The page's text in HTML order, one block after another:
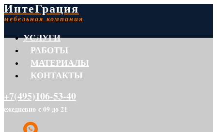
ИнтеГрация
мебельная компания
УСЛУГИ
РАБОТЫ
МАТЕРИАЛЫ
КОНТАКТЫ
+7(495)106-53-40
ежедневно с 09 до 21